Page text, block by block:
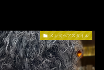
メンズヘアスタイル